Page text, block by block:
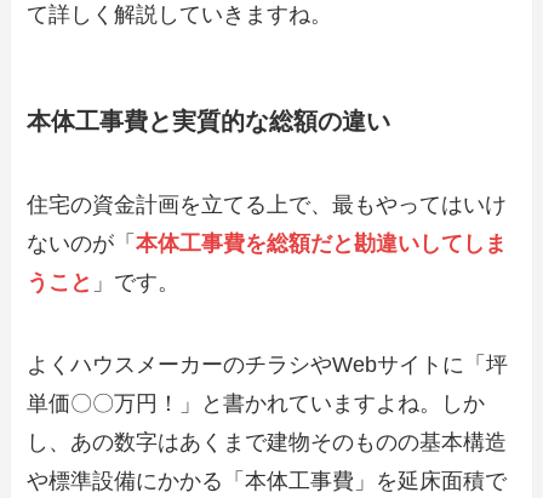
て詳しく解説していきますね。
本体工事費と実質的な総額の違い
住宅の資金計画を立てる上で、最もやってはいけ
ないのが「本体工事費を総額だと勘違いしてしま
うこと 」です。
よくハウスメーカーのチラシやWebサイトに「坪
単価〇〇万円！」と書かれていますよね。しか
し、あの数字はあくまで建物そのものの基本構造
や標準設備にかかる「本体工事費」を延床面積で